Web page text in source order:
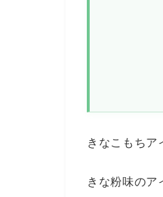
きなこもちア
きな粉味のア